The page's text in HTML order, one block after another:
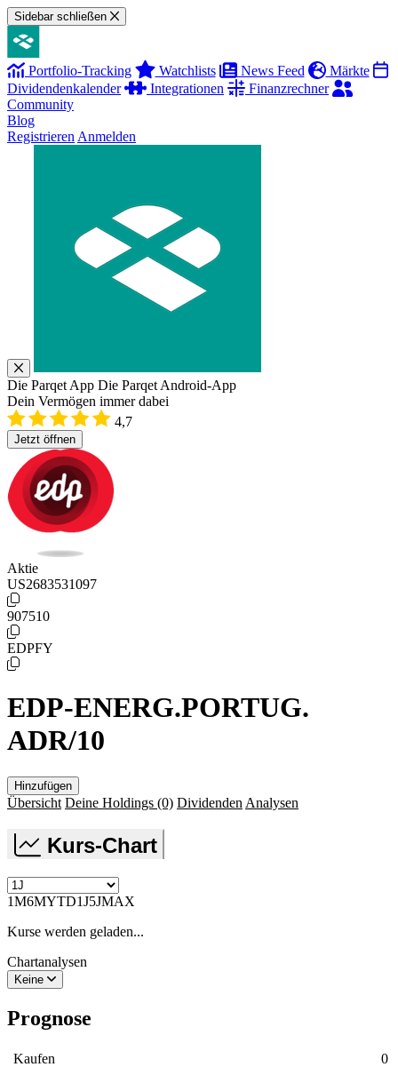
Sidebar schließen
Portfolio-Tracking Watchlists News Feed
Märkte
Dividendenkalender
Integrationen
Finanzrechner
Community
Blog
Registrieren Anmelden
Die Parqet App Die Parqet Android-App
Dein Vermögen immer dabei
4,7
Jetzt öffnen
Aktie
US2683531097
907510
EDPFY
EDP-ENERG.PORTUG.
ADR/10
Hinzufügen
Übersicht Deine Holdings (0) Dividenden Analysen
Kurs-Chart
1M6MYTD1J5JMAX
Kurse werden geladen...
Chartanalysen
Keine
Prognose
Kaufen
0